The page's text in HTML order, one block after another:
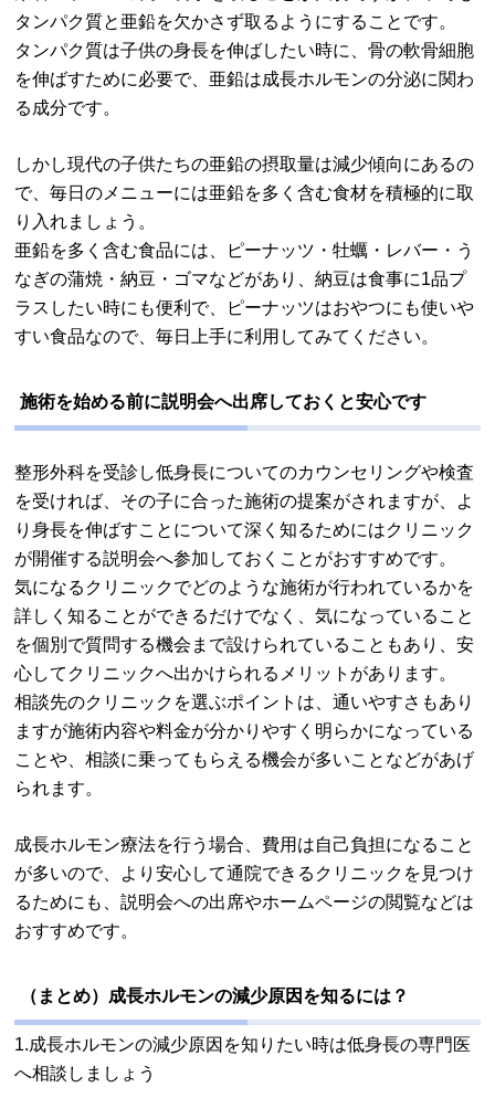
タンパク質と亜鉛を欠かさず取るようにすることです。
タンパク質は子供の身長を伸ばしたい時に、骨の軟骨細胞
を伸ばすために必要で、亜鉛は成長ホルモンの分泌に関わ
る成分です。
しかし現代の子供たちの亜鉛の摂取量は減少傾向にあるの
で、毎日のメニューには亜鉛を多く含む食材を積極的に取
り入れましょう。
亜鉛を多く含む食品には、ピーナッツ・牡蠣・レバー・う
なぎの蒲焼・納豆・ゴマなどがあり、納豆は食事に1品プ
ラスしたい時にも便利で、ピーナッツはおやつにも使いや
すい食品なので、毎日上手に利用してみてください。
施術を始める前に説明会へ出席しておくと安心です
整形外科を受診し低身長についてのカウンセリングや検査
を受ければ、その子に合った施術の提案がされますが、よ
り身長を伸ばすことについて深く知るためにはクリニック
が開催する説明会へ参加しておくことがおすすめです。
気になるクリニックでどのような施術が行われているかを
詳しく知ることができるだけでなく、気になっていること
を個別で質問する機会まで設けられていることもあり、安
心してクリニックへ出かけられるメリットがあります。
相談先のクリニックを選ぶポイントは、通いやすさもあり
ますが施術内容や料金が分かりやすく明らかになっている
ことや、相談に乗ってもらえる機会が多いことなどがあげ
られます。
成長ホルモン療法を行う場合、費用は自己負担になること
が多いので、より安心して通院できるクリニックを見つけ
るためにも、説明会への出席やホームページの閲覧などは
おすすめです。
（まとめ）成長ホルモンの減少原因を知るには？
1.成長ホルモンの減少原因を知りたい時は低身長の専門医
へ相談しましょう